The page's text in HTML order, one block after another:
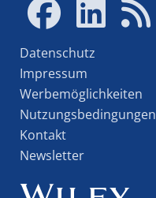
Datenschutz
Impressum
Werbemöglichkeiten
Nutzungsbedingungen
Kontakt
Newsletter